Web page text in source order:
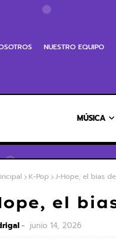
NUESTRO EQUIPO
MÚSICA
K-Pop J-Hope, el bias
el
junio 14, 2026